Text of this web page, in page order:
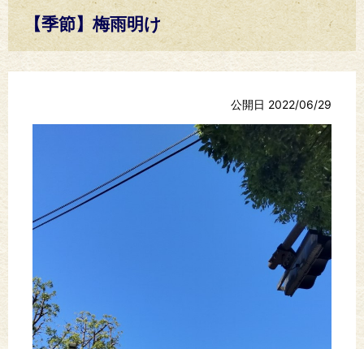
【季節】梅雨明け
公開日 2022/06/29